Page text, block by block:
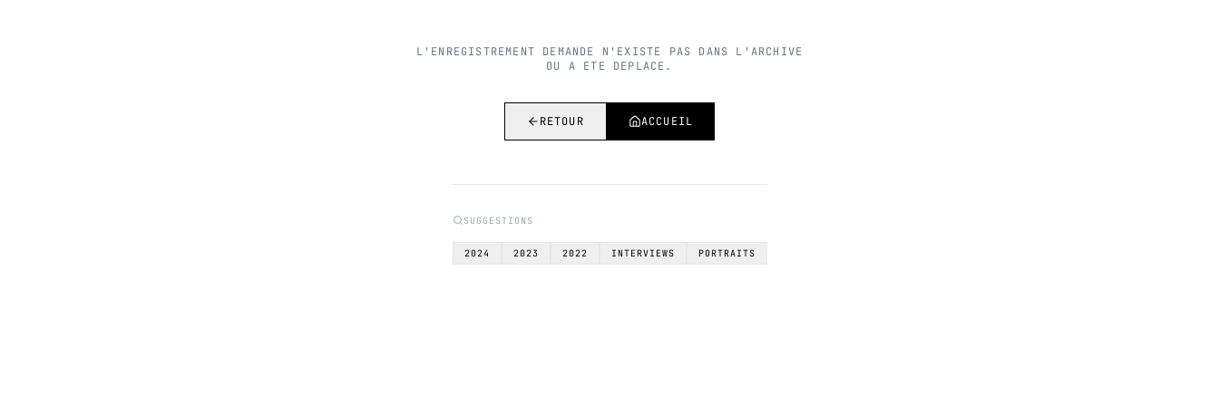
L'ENREGISTREMENT DEMANDE N'EXISTE PAS DANS L'ARCHIVE
OU A ETE DEPLACE.
RETOUR ACCUEIL
SUGGESTIONS
2024 2023 2022 INTERVIEWS PORTRAITS